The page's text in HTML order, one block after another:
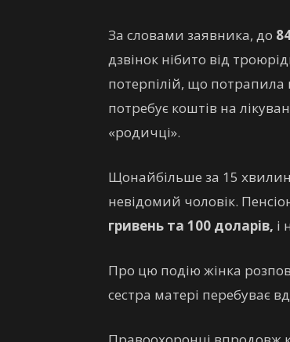
За словами заявника, до
дзвінок нібито від
потерпілій, що потрапила
потребує коштів на
«родичці».
Щонайбільше за 15
невідомий чоловік.
гривень та 100 доларів, і
Про цю подію жінка
сестра матері перебуває